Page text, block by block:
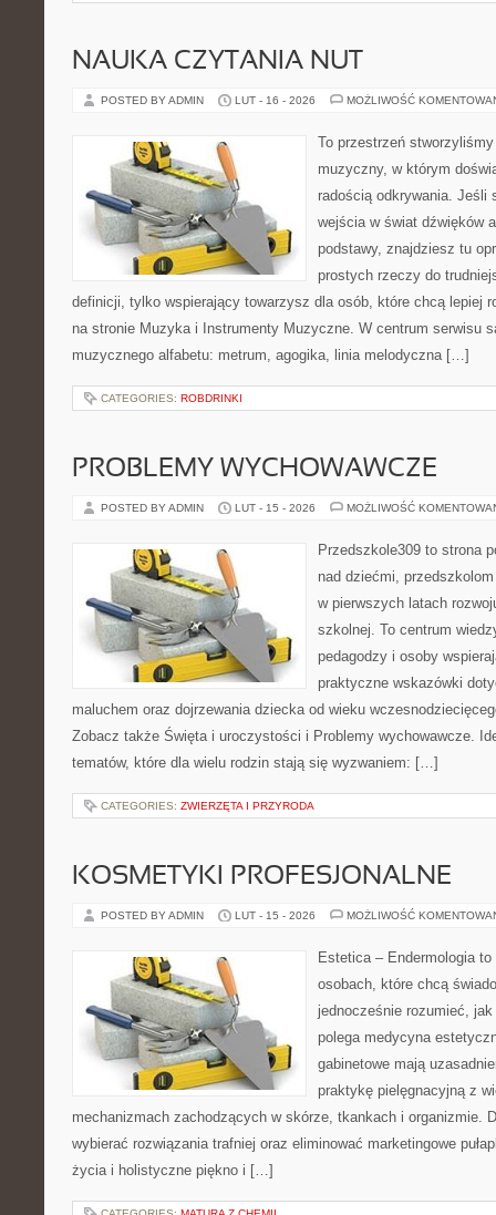
NAUKA CZYTANIA NUT
POSTED BY ADMIN LUT - 16 - 2026 MOŻLIWOŚĆ
To przestrzeń
muzyczny, w którym
radością odkrywania.
wejścia w świat dźwięków
podstawy, znajdziesz tu
prostych rzeczy do
definicji, tylko wspierający towarzysz dla osób, które chcą lepiej
na stronie Muzyka i Instrumenty Muzyczne. W centrum serwisu
muzycznego alfabetu: metrum, agogika, linia melodyczna […]
CATEGORIES: ROBDRINKI
PROBLEMY WYCHOWAWCZE
POSTED BY ADMIN LUT - 15 - 2026 MOŻLIWOŚĆ
Przedszkole309 to strona
nad dziećmi,
w pierwszych latach
szkolnej. To centrum
pedagodzy i osoby
praktyczne wskazówki
maluchem oraz dojrzewania dziecka od wieku
Zobacz także Święta i uroczystości i Problemy wychowawcze.
tematów, które dla wielu rodzin stają się wyzwaniem: […]
CATEGORIES: ZWIERZĘTA I PRZYRODA
KOSMETYKI PROFESJONALNE
POSTED BY ADMIN LUT - 15 - 2026 MOŻLIWOŚĆ
Estetica – Endermologia
osobach, które chcą
jednocześnie rozumieć,
polega medycyna
gabinetowe mają
praktykę pielęgnacyjną z
mechanizmach zachodzących w skórze, tkankach i organizmie.
wybierać rozwiązania trafniej oraz eliminować marketingowe
życia i holistyczne piękno i […]